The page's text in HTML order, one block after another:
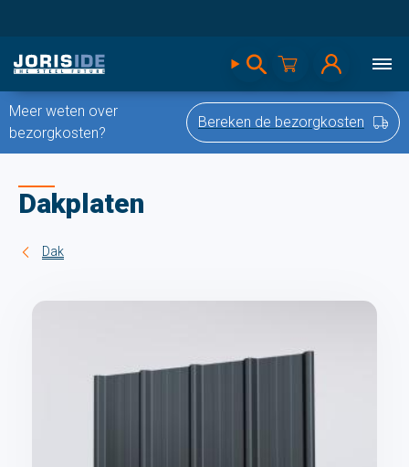
Meer weten over
bezorgkosten?
Bereken de bezorgkosten
Dakplaten
Dak